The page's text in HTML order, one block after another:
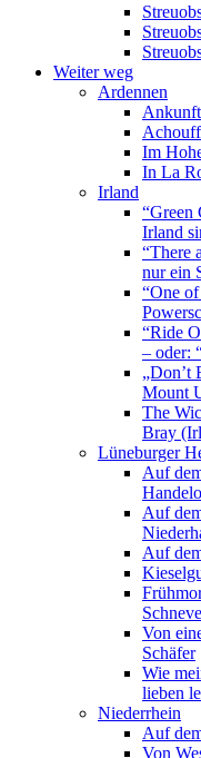
Weiter weg
Ardennen
Im
In La
Irland
“Green
Irland
“There
nur ein
“One
“Ride
– oder:
„Don’t
Mount
The
Bray
Lüneburger
Auf
Auf
Auf
Von
Schäfer
Wie
lieben
Niederrhein
Auf
Von